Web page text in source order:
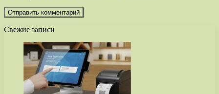
Свежие записи